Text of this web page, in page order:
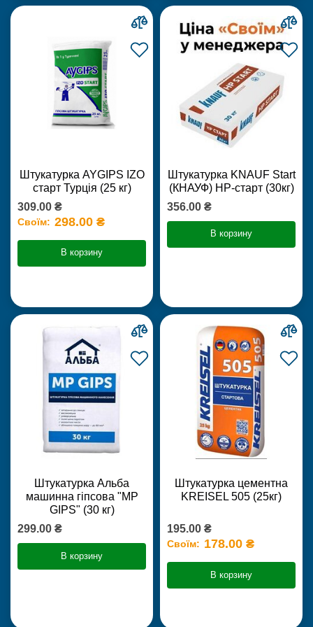
Штукатурка AYGIPS IZO
старт Турція (25 кг)
309.00 ₴
Своїм: 298.00 ₴
В корзину
Штукатурка KNAUF Start
(КНАУФ) НР-старт (30кг)
356.00 ₴
В корзину
Штукатурка Альба
машинна гіпсова "MP
GIPS" (30 кг)
299.00 ₴
В корзину
Штукатурка цементна
KREISEL 505 (25кг)
195.00 ₴
Своїм: 178.00 ₴
В корзину